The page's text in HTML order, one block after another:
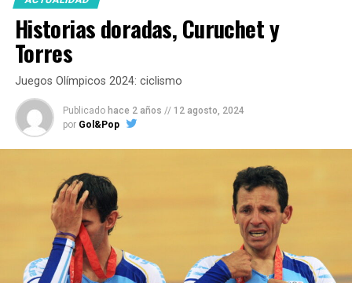
Historias doradas, Curuchet y
Torres
Juegos Olímpicos 2024: ciclismo
Publicado hace 2 años // 12 agosto, 2024
por Gol&Pop